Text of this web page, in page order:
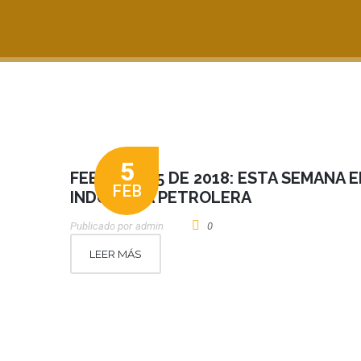
5
FEB
FEBRERO 05 DE 2018: ESTA SEMANA
INDUSTRIA PETROLERA
Publicado por Admin 0
LEER MÁS